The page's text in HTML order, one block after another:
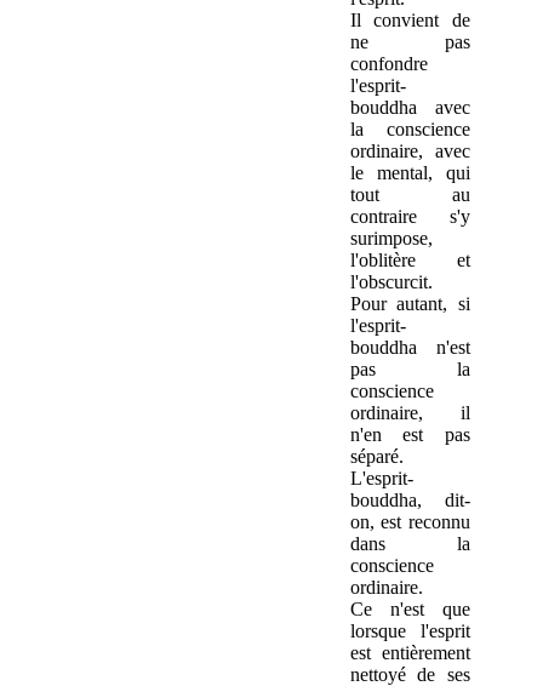
Il convient de
ne pas
confondre
l'esprit-
bouddha avec
la conscience
ordinaire, avec
le mental, qui
tout au
contraire s'y
surimpose,
l'oblitère et
l'obscurcit.
Pour autant, si
l'esprit-
bouddha n'est
pas la
conscience
ordinaire, il
n'en est pas
séparé.
L'esprit-
bouddha, dit-
on, est reconnu
dans la
conscience
ordinaire.
Ce n'est que
lorsque l'esprit
est entièrement
nettoyé de ses